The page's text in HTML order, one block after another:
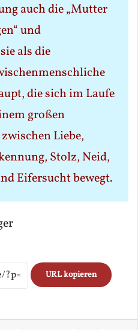
auch die „Mutter
und
als die
die sich im Laufe
großen
Liebe,
Stolz, Neid,
Eifersucht bewegt.
URL kopieren